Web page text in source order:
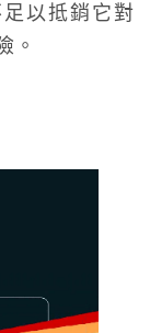
以抵銷它對
。